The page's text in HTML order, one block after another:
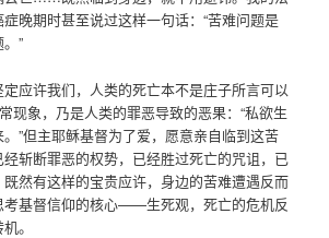
晚期时甚至说过这样一句话：“苦难问题是
”
应许我们，人类的死亡本不是庄子所言可以
现象，乃是人类的罪恶导致的恶果：“私欲生
”但主耶稣基督为了爱，愿意亲自临到这苦
斩断罪恶的权势，已经胜过死亡的咒诅，已
然有这样的宝贵应许，身边的苦难遭遇反而
考基督信仰的核心——生死观，死亡的危机反
。